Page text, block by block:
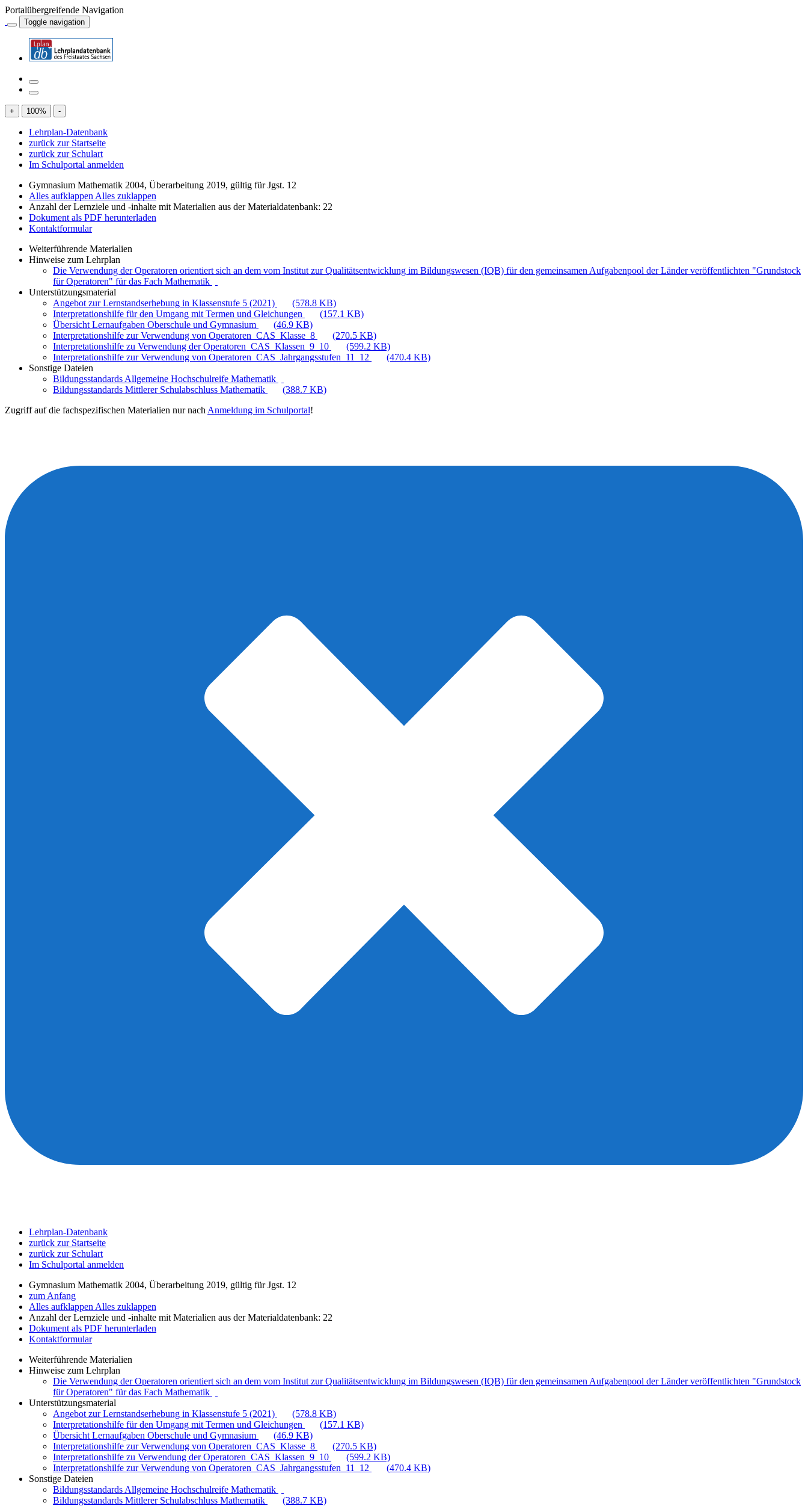
Portalübergreifende Navigation
Toggle navigation
+ 100% -
Lehrplan-Datenbank
zurück zur Startseite
zurück zur Schulart
Im Schulportal anmelden
Gymnasium Mathematik 2004, Überarbeitung 2019, gültig für Jgst. 12
Alles aufklappen Alles zuklappen
Anzahl der Lernziele und -inhalte mit Materialien aus der Materialdatenbank: 22
Dokument als PDF herunterladen
Kontaktformular
Weiterführende Materialien
Hinweise zum Lehrplan
Die Verwendung der Operatoren orientiert sich an dem vom Institut zur Qualitätsentwicklung im Bildungswesen (IQB) für den gemeinsamen Aufgabenpool der Länder veröffentlichten "Grundstock
für Operatoren" für das Fach Mathematik
Unterstützungsmaterial
Angebot zur Lernstandserhebung in Klassenstufe 5 (2021)
(578.8 KB)
Interpretationshilfe für den Umgang mit Termen und Gleichungen
(157.1 KB)
Übersicht Lernaufgaben Oberschule und Gymnasium
(46.9 KB)
Interpretationshilfe zur Verwendung von Operatoren_CAS_Klasse_8
(270.5 KB)
Interpretationshilfe zu Verwendung der Operatoren_CAS_Klassen_9_10
(599.2 KB)
Interpretationshilfe zur Verwendung von Operatoren_CAS_Jahrgangsstufen_11_12
(470.4 KB)
Sonstige Dateien
Bildungsstandards Allgemeine Hochschulreife Mathematik
Bildungsstandards Mittlerer Schulabschluss Mathematik
(388.7 KB)
Zugriff auf die fachspezifischen Materialien nur nach Anmeldung im Schulportal!
Lehrplan-Datenbank
zurück zur Startseite
zurück zur Schulart
Im Schulportal anmelden
Gymnasium Mathematik 2004, Überarbeitung 2019, gültig für Jgst. 12
zum Anfang
Alles aufklappen Alles zuklappen
Anzahl der Lernziele und -inhalte mit Materialien aus der Materialdatenbank: 22
Dokument als PDF herunterladen
Kontaktformular
Weiterführende Materialien
Hinweise zum Lehrplan
Die Verwendung der Operatoren orientiert sich an dem vom Institut zur Qualitätsentwicklung im Bildungswesen (IQB) für den gemeinsamen Aufgabenpool der Länder veröffentlichten "Grundstock
für Operatoren" für das Fach Mathematik
Unterstützungsmaterial
Angebot zur Lernstandserhebung in Klassenstufe 5 (2021)
(578.8 KB)
Interpretationshilfe für den Umgang mit Termen und Gleichungen
(157.1 KB)
Übersicht Lernaufgaben Oberschule und Gymnasium
(46.9 KB)
Interpretationshilfe zur Verwendung von Operatoren_CAS_Klasse_8
(270.5 KB)
Interpretationshilfe zu Verwendung der Operatoren_CAS_Klassen_9_10
(599.2 KB)
Interpretationshilfe zur Verwendung von Operatoren_CAS_Jahrgangsstufen_11_12
(470.4 KB)
Sonstige Dateien
Bildungsstandards Allgemeine Hochschulreife Mathematik
Bildungsstandards Mittlerer Schulabschluss Mathematik
(388.7 KB)